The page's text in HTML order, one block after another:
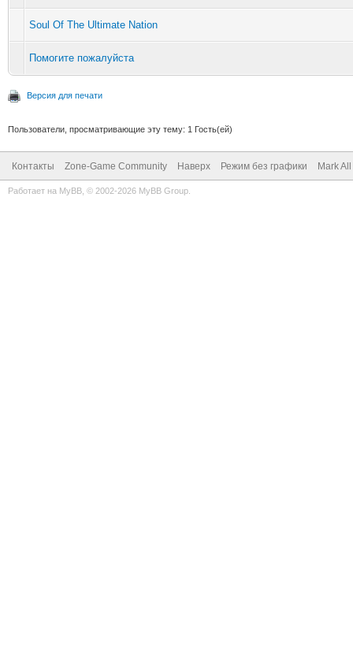
Soul Of The Ultimate Nation
Помогите пожалуйста
Версия для печати
Пользователи, просматривающие эту тему: 1 Гость(ей)
Контакты Zone-Game Community Наверх Режим без графики Mark
Работает на MyBB , © 2002-2026 MyBB Group